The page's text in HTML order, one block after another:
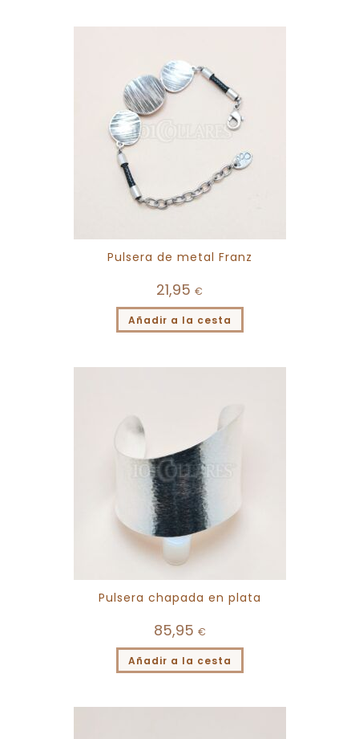
Pulsera de metal Franz
21,95 €
Añadir a la cesta
Pulsera chapada en plata
85,95 €
Añadir a la cesta